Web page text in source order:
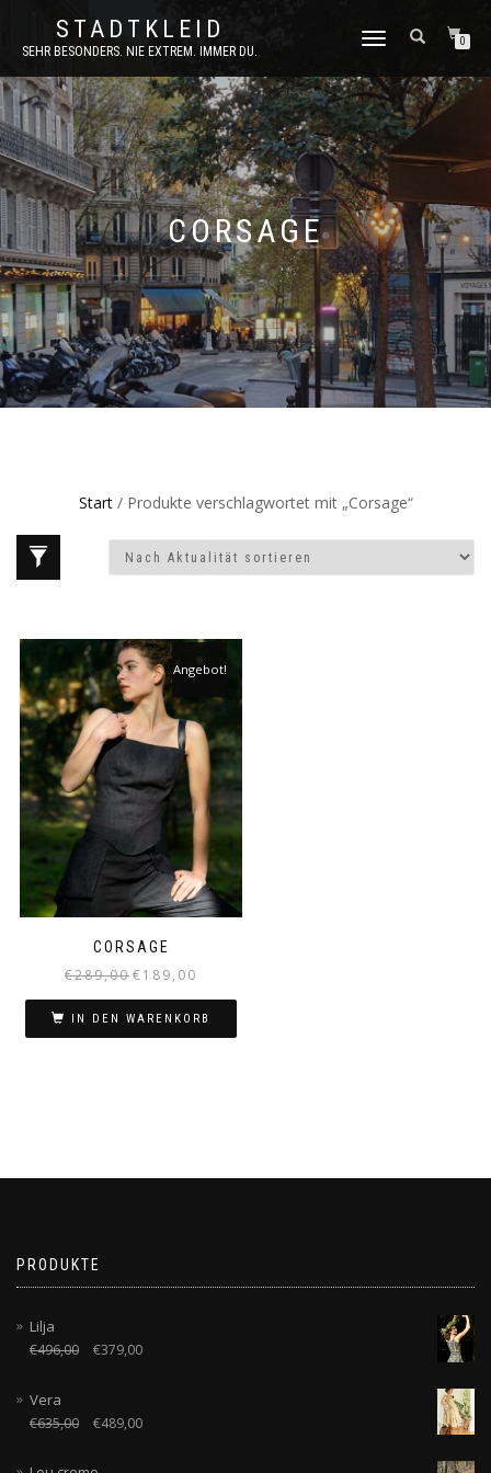
STADTKLEID
SEHR BESONDERS. NIE EXTREM. IMMER DU.
NAVIGATION
0
CORSAGE
Start/ Produkte verschlagwortet mit „Corsage“
CORSAGE
Angebot!
€289,00 Ursprünglicher
war:
€289,00
€189,00
ist:
€189,00.
IN DEN WARENKORB
PRODUKTE
Lilja
€496,00 €379,00
Vera
€635,00 €489,00